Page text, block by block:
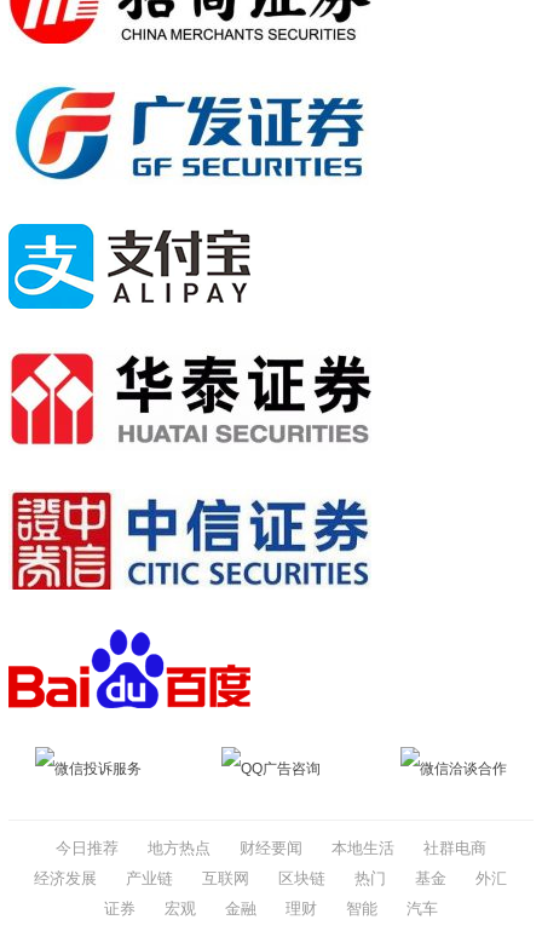
微信投诉服务 QQ广告咨询 微信洽谈合作
今日推荐 地方热点 财经要闻 本地生活
社群电商
经济发展
产业链 互联网 区块链 热门 基金
外汇
证券
宏观 金融 理财 智能 汽车